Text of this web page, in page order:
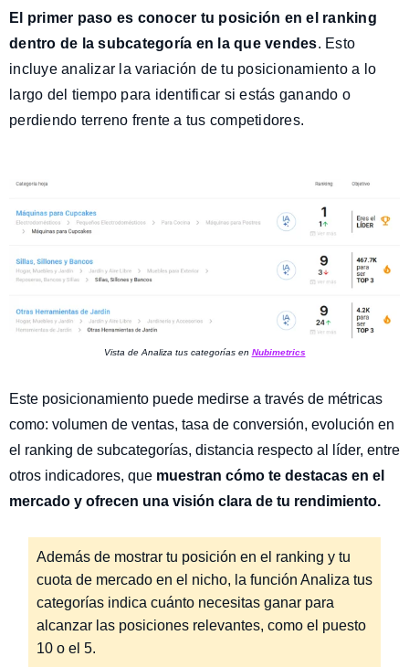
El primer paso es conocer tu posición en el ranking
dentro de la subcategoría en la que vendes. Esto
incluye analizar la variación de tu posicionamiento a lo
largo del tiempo para identificar si estás ganando o
perdiendo terreno frente a tus competidores.
Vista de Analiza tus categorías en Nubimetrics
Este posicionamiento puede medirse a través de métricas
como: volumen de ventas, tasa de conversión, evolución en
el ranking de subcategorías, distancia respecto al líder, entre
otros indicadores, que muestran cómo te destacas en el
mercado y ofrecen una visión clara de tu rendimiento.
Además de mostrar tu posición en el ranking y tu
cuota de mercado en el nicho, la función Analiza tus
categorías indica cuánto necesitas ganar para
alcanzar las posiciones relevantes, como el puesto
10 o el 5.